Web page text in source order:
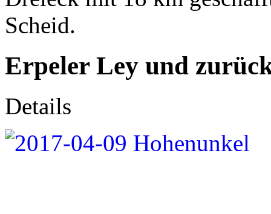
Scheid.
Erpeler Ley und
Details